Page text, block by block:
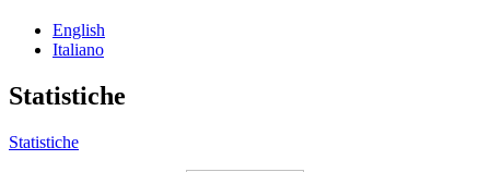
English
Italiano
Statistiche
Statistiche